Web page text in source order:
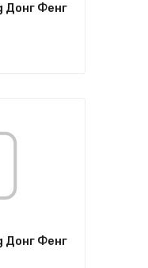
Донг Фенг
Донг Фенг